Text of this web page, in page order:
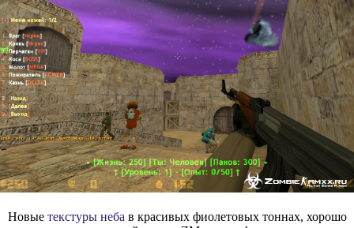
Новые текстуры неба в красивых фиолетовых тоннах, хорошо